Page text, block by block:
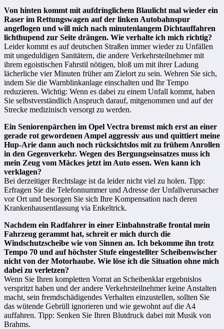
Von hinten kommt mit aufdringlichem Blaulicht mal wieder ein
Raser im Rettungswagen auf der linken Autobahnspur
angeflogen und will mich nach minutenlangem Dichtauffahren
lichthupend zur Seite drängen. Wie verhalte ich mich richtig?
Leider kommt es auf deutschen Straßen immer wieder zu Unfällen
mit ungeduldigen Sanitätern, die andere Verkehrsteilnehmer mit
ihrem egoistischen Fahrstil nötigen, bloß um mit ihrer Ladung
lächerliche vier Minuten früher am Zielort zu sein. Wehren Sie sich,
indem Sie die Warnblinkanlage einschalten und Ihr Tempo
reduzieren. Wichtig: Wenn es dabei zu einem Unfall kommt, haben
Sie selbstverständlich Anspruch darauf, mitgenommen und auf der
Strecke medizinisch versorgt zu werden.
Ein Seniorenpärchen im Opel Vectra bremst mich erst an einer
gerade rot gewordenen Ampel aggressiv aus und quittiert meine
Hup-Arie dann auch noch rücksichtslos mit zu frühem Anrollen
in den Gegenverkehr. Wegen des Bergungseinsatzes muss ich
mein Zeug vom Mäckes jetzt im Auto essen. Wen kann ich
verklagen?
Bei derzeitiger Rechtslage ist da leider nicht viel zu holen. Tipp:
Erfragen Sie die Telefonnummer und Adresse der Unfallverursacher
vor Ort und besorgen Sie sich Ihre Kompensation nach deren
Krankenhausentlassung via Enkeltrick.
Nachdem ein Radfahrer in einer Einbahnstraße frontal mein
Fahrzeug gerammt hat, schreit er mich durch die
Windschutzscheibe wie von Sinnen an. Ich bekomme ihn trotz
Tempo 70 und auf höchster Stufe eingestellter Scheibenwischer
nicht von der Motorhaube. Wie löse ich die Situation ohne mich
dabei zu verletzen?
Wenn Sie Ihren kompletten Vorrat an Scheibenklar ergebnislos
verspritzt haben und der andere Verkehrsteilnehmer keine Anstalten
macht, sein fremdschädigendes Verhalten einzustellen, sollten Sie
das wütende Gebrüll ignorieren und wie gewohnt auf die A4
auffahren. Tipp: Senken Sie Ihren Blutdruck dabei mit Musik von
Brahms.